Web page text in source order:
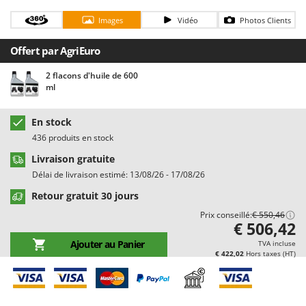
Chaudrons électriques pour polenta
Cisailles à gazon à batterie
Cisailles taille-haies manuelles
Climatiseurs
Compresseurs d'air électriques
Compresseurs pour la récolte des olives et la taille
Coupe-bordures - Trimmers
Coupe-branches
Couveuses à œufs
Cultivateurs Tiller à ressorts - Extirpateurs
D
Débroussailleuses
Décompacteurs agricoles
Découpeurs plasma
Barbieri
Batavia
Benassi
Beper
Berkel
Bernardi
Bertolini Pumps
Besser Vacuum
Bestway
Beta tools
Black & Decker
BlackStone
Blue Bird
Images Vidéo Photos Clients
Offert par AgriEuro
2 flacons d'huile de 600
ml
En stock
436 produits en stock
Livraison gratuite
Délai de livraison estimé: 13/08/26 - 17/08/26
Retour gratuit 30 jours
Prix conseillé:€ 550,46
Ajouter au Panier
€ 506,42
TVA incluse
€ 422,02 Hors taxes (HT)